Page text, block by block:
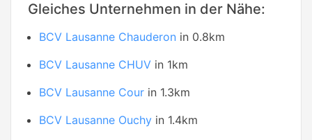
Gleiches Unternehmen in der Nähe:
BCV Lausanne Chauderon in 0.8km
BCV Lausanne CHUV in 1km
BCV Lausanne Cour in 1.3km
BCV Lausanne Ouchy in 1.4km